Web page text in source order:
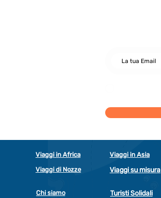
Viaggi in Africa Viaggi in Asia
Viaggi di Nozze
Viaggi su misura
Chi siamo Turisti Solidali